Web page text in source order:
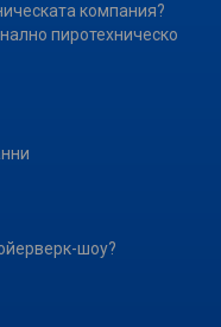
компания?
пиротехническо
шоу?